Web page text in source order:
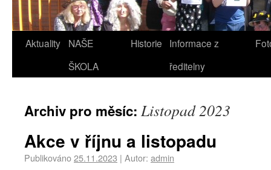
Aktuality
NAŠE
ŠKOLA
Historie
Informace z
ředitelny
Archiv pro měsíc: Listopad 2023
Akce v říjnu a listopadu
Publikováno25.11.2023 | Autor: admin